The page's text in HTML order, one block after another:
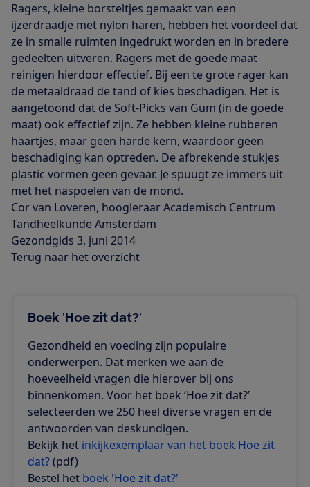
Ragers, kleine borsteltjes gemaakt van een
ijzerdraadje met nylon haren, hebben het voordeel dat
ze in smalle ruimten ingedrukt worden en in bredere
gedeelten uitveren. Ragers met de goede maat
reinigen hierdoor effectief. Bij een te grote rager kan
de metaaldraad de tand of kies beschadigen. Het is
aangetoond dat de Soft-Picks van Gum (in de goede
maat) ook effectief zijn. Ze hebben kleine rubberen
haartjes, maar geen harde kern, waardoor geen
beschadiging kan optreden. De afbrekende stukjes
plastic vormen geen gevaar. Je spuugt ze immers uit
met het naspoelen van de mond.
Cor van Loveren, hoogleraar Academisch Centrum
Tandheelkunde Amsterdam
Gezondgids 3, juni 2014
Terug naar het overzicht
Boek 'Hoe zit dat?'
Gezondheid en voeding zijn populaire
onderwerpen. Dat merken we aan de
hoeveelheid vragen die hierover bij ons
binnenkomen. Voor het boek ‘Hoe zit dat?’
selecteerden we 250 heel diverse vragen en de
antwoorden van deskundigen.
Bekijk het inkijkexemplaar van het boek Hoe zit
dat?(pdf)
Bestel het boek 'Hoe zit dat?'